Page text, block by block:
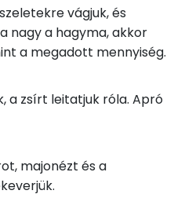
6 kcal
45 kcal
40 kcal
39 kcal
vágjuk, és
nagy a hagyma, akkor
a megadott mennyiség.
a zsírt leitatjuk róla. Apró
majonézt és a